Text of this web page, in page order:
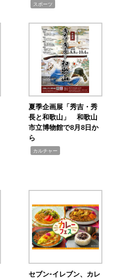
スポーツ
夏季企画展「秀吉・秀
長と和歌山」 和歌山
市立博物館で8月8日か
ら
カルチャー
セブン‐イレブン、カレ